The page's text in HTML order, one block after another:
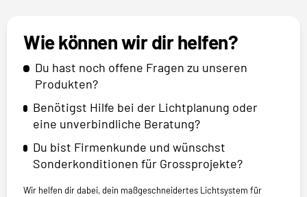
Wie können wir dir helfen?
Du hast noch offene Fragen zu unseren
Produkten?
Benötigst Hilfe bei der Lichtplanung oder
eine unverbindliche Beratung?
Du bist Firmenkunde und wünschst
Sonderkonditionen für Grossprojekte?
Wir helfen dir dabei, dein maßgeschneidertes Lichtsystem für